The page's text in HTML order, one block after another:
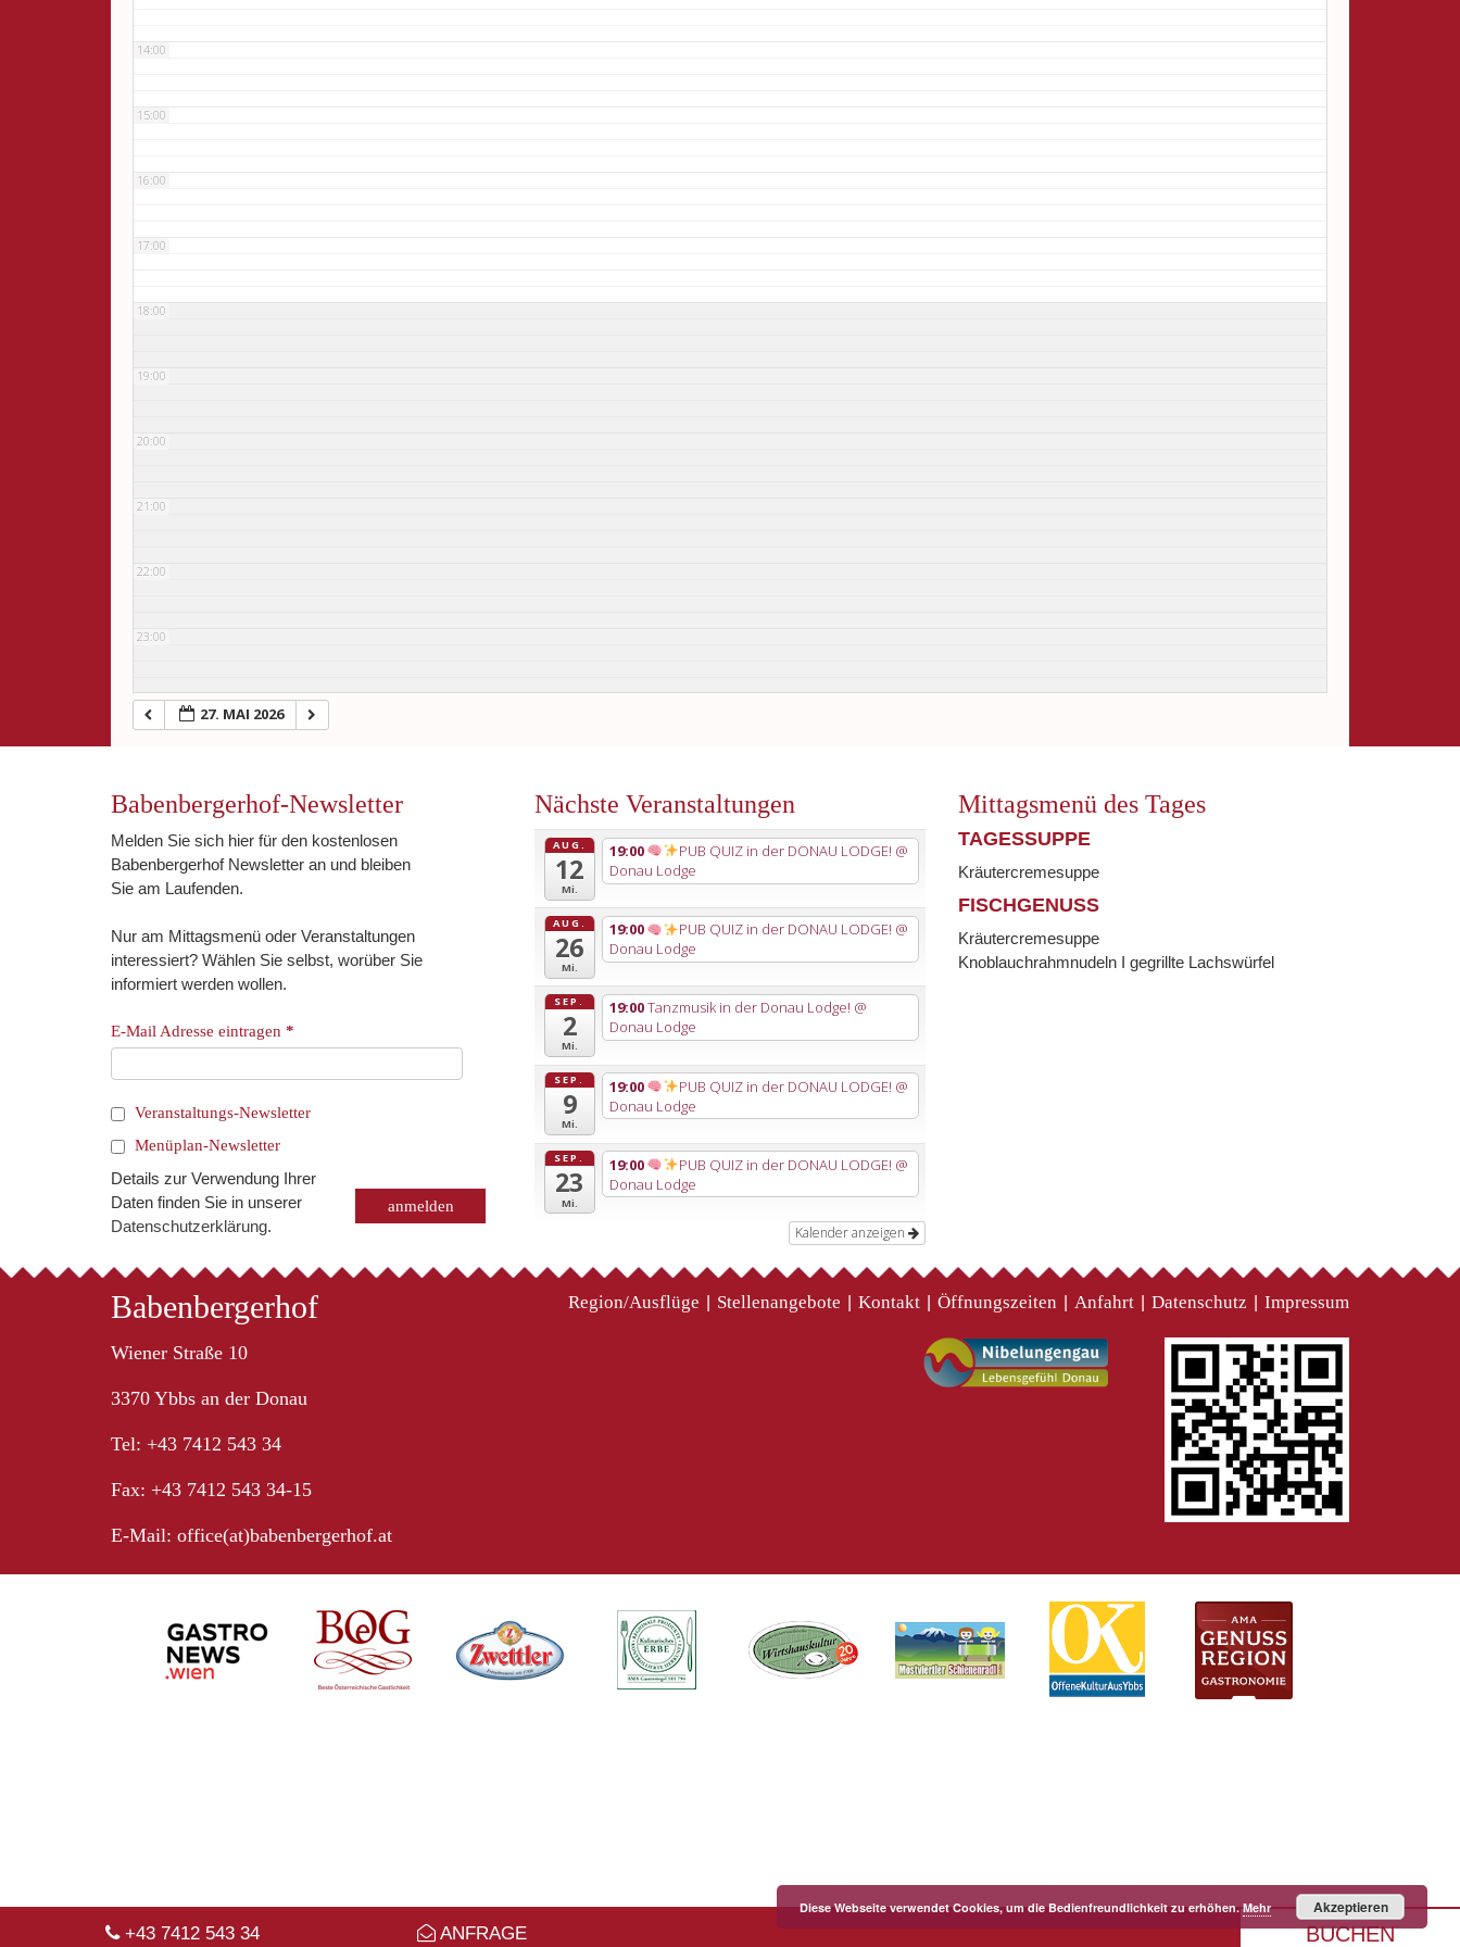
+43 7412 543 34 ANFRAGE BUCHEN
14:00
15:00
16:00
17:00
18:00
19:00
20:00
21:00
22:00
23:00
27. MAI 2026
Babenbergerhof-Newsletter
Melden Sie sich hier für den kostenlosen
Babenbergerhof Newsletter an und bleiben
Sie am Laufenden.
Nur am Mittagsmenü oder Veranstaltungen
interessiert? Wählen Sie selbst, worüber Sie
informiert werden wollen.
E-Mail Adresse eintragen *
Veranstaltungs-Newsletter
Menüplan-Newsletter
Details zur Verwendung Ihrer
Daten finden Sie in unserer
Datenschutzerklärung.
Nächste Veranstaltungen
AUG.
12
Mi.
19:00 PUB QUIZ in der DONAU LODGE! @
Donau Lodge
AUG.
26
Mi.
19:00 PUB QUIZ in der DONAU LODGE! @
Donau Lodge
SEP.
2
Mi.
19:00Tanzmusik in der Donau Lodge! @
Donau Lodge
SEP.
9
Mi.
19:00 PUB QUIZ in der DONAU LODGE! @
Donau Lodge
SEP.
23
Mi.
19:00 PUB QUIZ in der DONAU LODGE! @
Donau Lodge
Kalender anzeigen
Mittagsmenü des Tages
TAGESSUPPE
Kräutercremesuppe
FISCHGENUSS
Kräutercremesuppe
Knoblauchrahmnudeln I gegrillte Lachswürfel
Babenbergerhof
Wiener Straße 10
3370 Ybbs an der Donau
Tel: +43 7412 543 34
Fax: +43 7412 543 34-15
E-Mail: office(at)babenbergerhof.at
Region/Ausflüge Stellenangebote Kontakt Öffnungszeiten Anfahrt Datenschutz Impressum
Diese Webseite verwendet Cookies, um die Bedienfreundlichkeit zu erhöhen.Mehr Akzeptieren